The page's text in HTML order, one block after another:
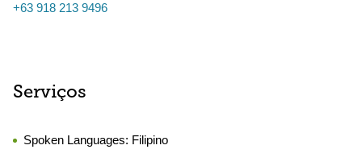
+63 918 213 9496
Serviços
Spoken Languages: Filipino